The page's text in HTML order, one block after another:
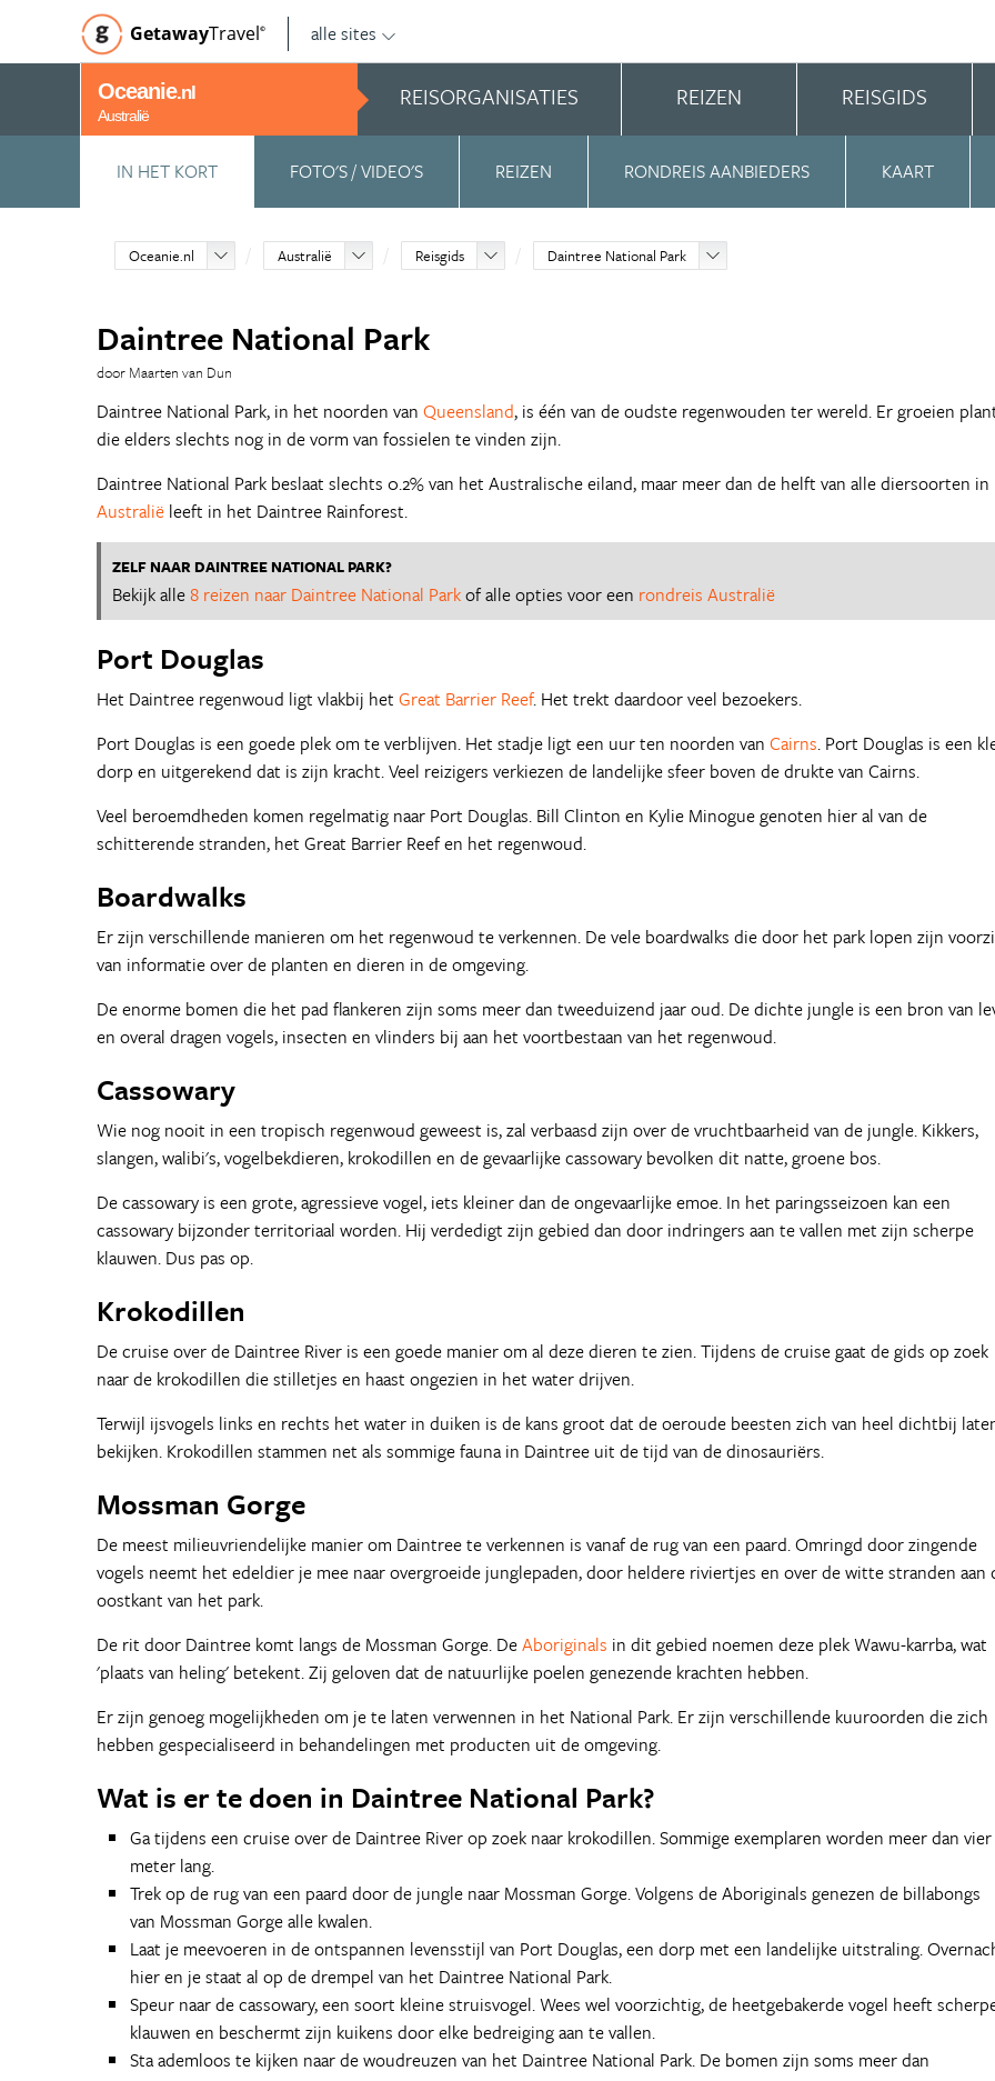
GetawayTravel© alle sites
Oceanie.nl
Australië
REISORGANISATIES REIZEN REISGIDS
IN HET KORT FOTO'S / VIDEO'S REIZEN RONDREIS AANBIEDERS KAART
Oceanie.nl Australië Reisgids Daintree National Park
Daintree National Park
door Maarten van Dun
Daintree National Park, in het noorden van Queensland, is één van de oudste regenwouden ter wereld. Er groeien
die elders slechts nog in de vorm van fossielen te vinden zijn.
Daintree National Park beslaat slechts 0.2% van het Australische eiland, maar meer dan de helft van alle diersoorten in
Australië leeft in het Daintree Rainforest.
ZELF NAAR DAINTREE NATIONAL PARK?
Bekijk alle8 reizen naar Daintree National Parkof alle opties voor een rondreis Australië
Port Douglas
Het Daintree regenwoud ligt vlakbij het Great Barrier Reef. Het trekt daardoor veel bezoekers.
Port Douglas is een goede plek om te verblijven. Het stadje ligt een uur ten noorden van Cairns. Port Douglas is een
dorp en uitgerekend dat is zijn kracht. Veel reizigers verkiezen de landelijke sfeer boven de drukte van Cairns.
Veel beroemdheden komen regelmatig naar Port Douglas. Bill Clinton en Kylie Minogue genoten hier al van de
schitterende stranden, het Great Barrier Reef en het regenwoud.
Boardwalks
Er zijn verschillende manieren om het regenwoud te verkennen. De vele boardwalks die door het park lopen zijn
van informatie over de planten en dieren in de omgeving.
De enorme bomen die het pad flankeren zijn soms meer dan tweeduizend jaar oud. De dichte jungle is een bron van
en overal dragen vogels, insecten en vlinders bij aan het voortbestaan van het regenwoud.
Cassowary
Wie nog nooit in een tropisch regenwoud geweest is, zal verbaasd zijn over de vruchtbaarheid van de jungle. Kikkers,
slangen, walibi's, vogelbekdieren, krokodillen en de gevaarlijke cassowary bevolken dit natte, groene bos.
De cassowary is een grote, agressieve vogel, iets kleiner dan de ongevaarlijke emoe. In het paringsseizoen kan een
cassowary bijzonder territoriaal worden. Hij verdedigt zijn gebied dan door indringers aan te vallen met zijn scherpe
klauwen. Dus pas op.
Krokodillen
De cruise over de Daintree River is een goede manier om al deze dieren te zien. Tijdens de cruise gaat de gids op zoek
naar de krokodillen die stilletjes en haast ongezien in het water drijven.
Terwijl ijsvogels links en rechts het water in duiken is de kans groot dat de oeroude beesten zich van heel dichtbij
bekijken. Krokodillen stammen net als sommige fauna in Daintree uit de tijd van de dinosauriërs.
Mossman Gorge
De meest milieuvriendelijke manier om Daintree te verkennen is vanaf de rug van een paard. Omringd door zingende
vogels neemt het edeldier je mee naar overgroeide junglepaden, door heldere riviertjes en over de witte stranden aan
oostkant van het park.
De rit door Daintree komt langs de Mossman Gorge. DeAboriginals in dit gebied noemen deze plek Wawu-karrba, wat
'plaats van heling' betekent. Zij geloven dat de natuurlijke poelen genezende krachten hebben.
Er zijn genoeg mogelijkheden om je te laten verwennen in het National Park. Er zijn verschillende kuuroorden die zich
hebben gespecialiseerd in behandelingen met producten uit de omgeving.
Wat is er te doen in Daintree National Park?
Ga tijdens een cruise over de Daintree River op zoek naar krokodillen. Sommige exemplaren worden meer dan vier
meter lang.
Trek op de rug van een paard door de jungle naar Mossman Gorge. Volgens de Aboriginals genezen de billabongs
van Mossman Gorge alle kwalen.
Laat je meevoeren in de ontspannen levensstijl van Port Douglas, een dorp met een landelijke uitstraling.
hier en je staat al op de drempel van het Daintree National Park.
Speur naar de cassowary, een soort kleine struisvogel. Wees wel voorzichtig, de heetgebakerde vogel heeft
klauwen en beschermt zijn kuikens door elke bedreiging aan te vallen.
Sta ademloos te kijken naar de woudreuzen van het Daintree National Park. De bomen zijn soms meer dan